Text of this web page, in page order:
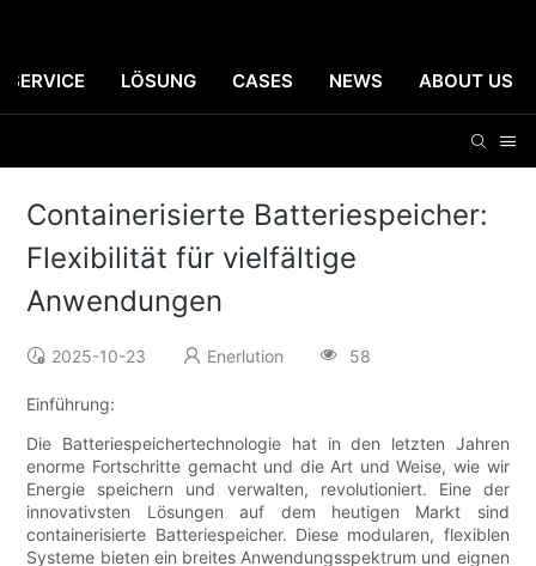
SERVICE LÖSUNG CASES NEWS ABOUT US
Containerisierte Batteriespeicher:
Flexibilität für vielfältige
Anwendungen
2025-10-23 Enerlution 58
Einführung:
Die Batteriespeichertechnologie hat in den letzten Jahren
enorme Fortschritte gemacht und die Art und Weise, wie wir
Energie speichern und verwalten, revolutioniert. Eine der
innovativsten Lösungen auf dem heutigen Markt sind
containerisierte Batteriespeicher. Diese modularen, flexiblen
Systeme bieten ein breites Anwendungsspektrum und eignen